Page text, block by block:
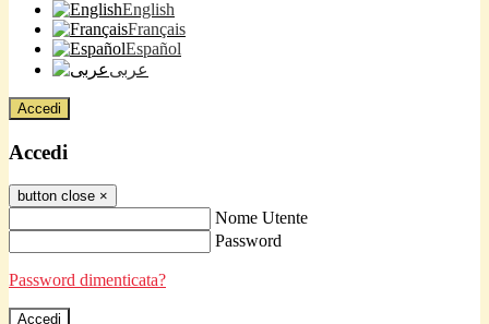
English
Français
Español
عربى
Accedi
Accedi
button close ×
Nome Utente
Password
Password dimenticata?